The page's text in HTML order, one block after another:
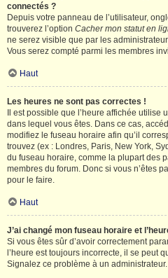
connectés ?
Depuis votre panneau de l’utilisateur,
trouverez l’option Cacher mon statut en
ne serez visible que par les
Vous serez compté parmi les membres
Haut
Les heures ne sont pas correctes !
Il est possible que l’heure affichée
dans lequel vous êtes. Dans ce cas,
modifiez le fuseau horaire afin qu’il
trouvez (ex : Londres, Paris, New York,
du fuseau horaire, comme la plupart des
membres du forum. Donc si vous n’êtes
pour le faire.
Haut
J’ai changé mon fuseau horaire et
Si vous êtes sûr d’avoir correctement
l’heure est toujours incorrecte, il se peut
Signalez ce problème à un administrateur.